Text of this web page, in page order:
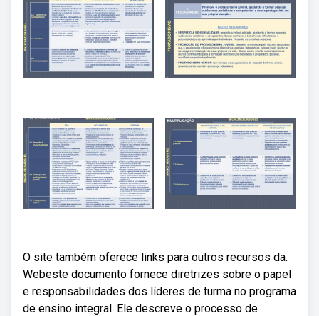
O site também oferece links para outros recursos da.
Webeste documento fornece diretrizes sobre o papel
e responsabilidades dos líderes de turma no programa
de ensino integral. Ele descreve o processo de